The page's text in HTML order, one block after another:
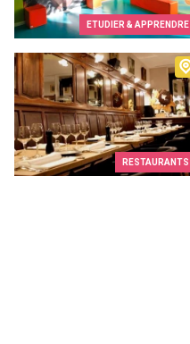
ETUDIER & APPRENDRE
RESTAURANTS
Au Stekerlapatte